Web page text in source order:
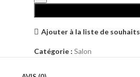
Ajouter à la liste de souhaits
Catégorie : Salon